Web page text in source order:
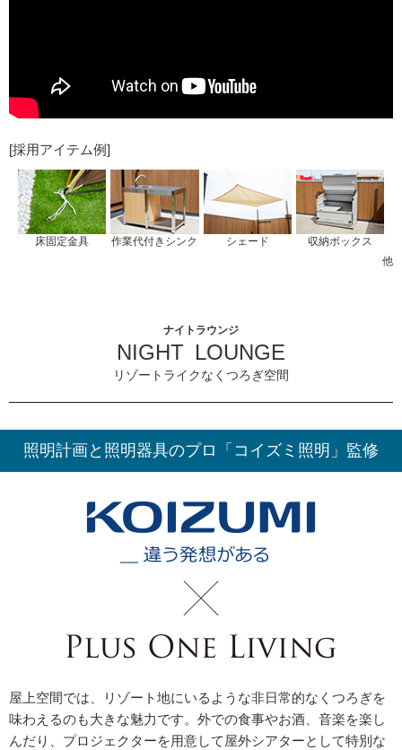
[採用アイテム例]
床固定金具 作業代付きシンク シェード
収納ボックス
他
ナイトラウンジ
NIGHT LOUNGE
リゾートライクなくつろぎ空間
照明計画と照明器具のプロ「コイズミ照明」監修
屋上空間では、リゾート地にいるような非日常的なくつろぎを
味わえるのも大きな魅力です。外での食事やお酒、音楽を楽し
んだり、プロジェクターを用意して屋外シアターとして特別な